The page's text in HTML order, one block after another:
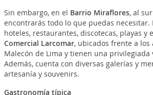
Sin embargo, en el Barrio Miraflores, al
encontrarás todo lo que puedas necesitar.
hoteles, restaurantes, discotecas, playas y
Comercial Larcomar, ubicados frente a los
Malecón de Lima y tienen una privilegiada
Además, cuenta con diversas galerías y
artesanía y souvenirs.
Gastronomía típica